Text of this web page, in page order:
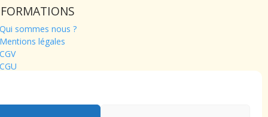
Qui sommes nous ?
Mentions légales
CGV
CGU